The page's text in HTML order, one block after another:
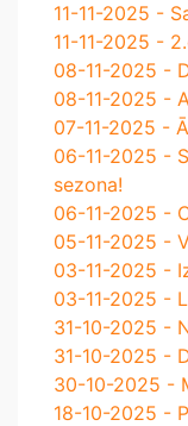
11-11-2025 -
11-11-2025 -
08-11-2025 -
08-11-2025 -
07-11-2025 -
06-11-2025 -
sezona!
06-11-2025 -
05-11-2025 -
03-11-2025 -
03-11-2025 -
31-10-2025 -
31-10-2025 -
30-10-2025 -
18-10-2025 -